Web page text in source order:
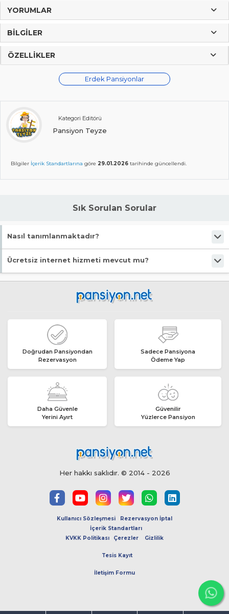
YORUMLAR
BILGILER
ÖZELLIKLER
Erdek Pansiyonlar
Kategori Editörü
Pansiyon Teyze
Bilgiler İçerik Standartlarına göre 29.01.2026 tarihinde güncellendi.
Sık Sorulan Sorular
Nasıl tanımlanmaktadır?
Tesis Pansiyon statüsündedir. Öne çıkan özellikleri "Denize Yakın, Wifi,
Ücretsiz internet hizmeti mevcut mu?
Evet, ücretsiz internet hizmeti sunuluyor.
Doğrudan Pansiyondan
Rezervasyon
Sadece Pansiyona
Ödeme Yap
Daha Güvenle
Yerini Ayırt
Güvenilir
Yüzlerce Pansiyon
Her hakkı saklıdır. © 2014 - 2026
Kullanıcı Sözleşmesi
Rezervasyon İptal
İçerik Standartları
KVKK Politikası
Çerezler Gizlilik
Tesis Kayıt
İletişim Formu